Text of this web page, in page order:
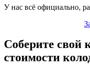
У нас всё официально,
Соберите свой
стоимости